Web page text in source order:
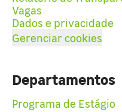
Vagas
Dados e privacidade
Gerenciar cookies
Departamentos
Programa de Estágio